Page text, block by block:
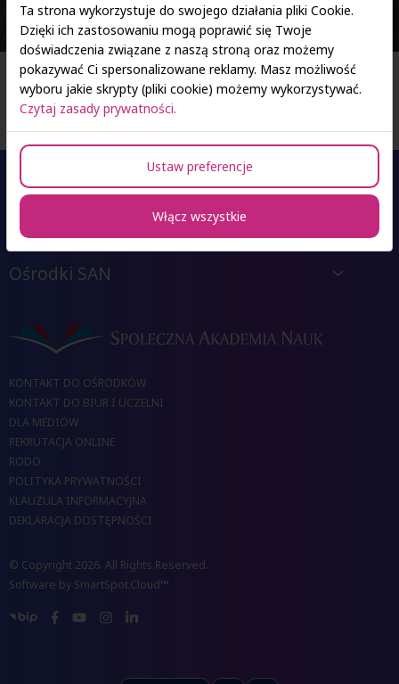
Strona główna PR - public relations w firmie
Ośrodki SAN
KONTAKT DO OŚRODKÓW
KONTAKT DO BIUR I UCZELNI
DLA MEDIÓW
REKRUTACJA ONLINE
RODO
POLITYKA PRYWATNOŚCI
KLAUZULA INFORMACYJNA
DEKLARACJA DOSTĘPNOŚCI
© Copyright 2026. All Rights Reserved.
Software by SmartSpot.Cloud™
Ta strona wykorzystuje do swojego działania pliki Cookie.
Dzięki ich zastosowaniu mogą poprawić się Twoje
doświadczenia związane z naszą stroną oraz możemy
pokazywać Ci spersonalizowane reklamy. Masz możliwość
wyboru jakie skrypty (pliki cookie) możemy wykorzystywać.
Czytaj zasady prywatności.
Ustaw preferencje
Włącz wszystkie